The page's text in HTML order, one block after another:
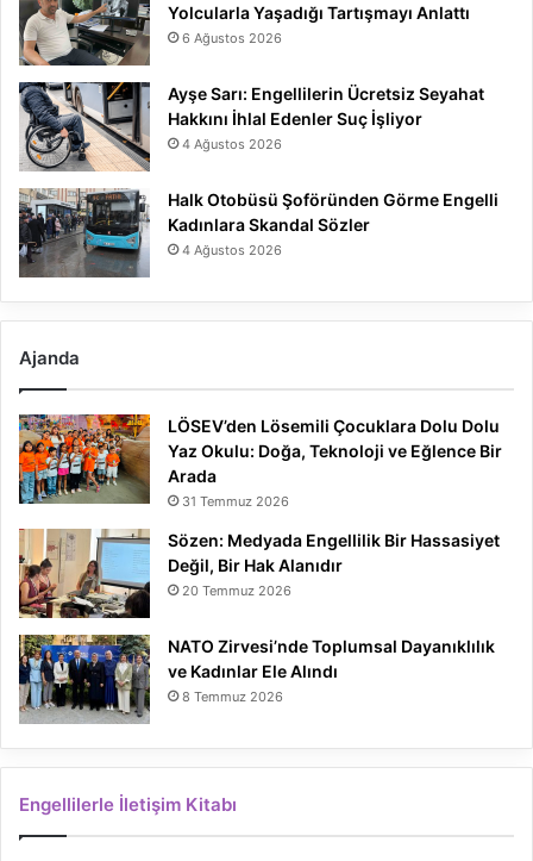
Yolcularla Yaşadığı Tartışmayı Anlattı
6 Ağustos 2026
Ayşe Sarı: Engellilerin Ücretsiz Seyahat
Hakkını İhlal Edenler Suç İşliyor
4 Ağustos 2026
Halk Otobüsü Şoföründen Görme Engelli
Kadınlara Skandal Sözler
4 Ağustos 2026
Ajanda
LÖSEV’den Lösemili Çocuklara Dolu Dolu
Yaz Okulu: Doğa, Teknoloji ve Eğlence Bir
Arada
31 Temmuz 2026
Sözen: Medyada Engellilik Bir Hassasiyet
Değil, Bir Hak Alanıdır
20 Temmuz 2026
NATO Zirvesi’nde Toplumsal Dayanıklılık
ve Kadınlar Ele Alındı
8 Temmuz 2026
Engellilerle İletişim Kitabı